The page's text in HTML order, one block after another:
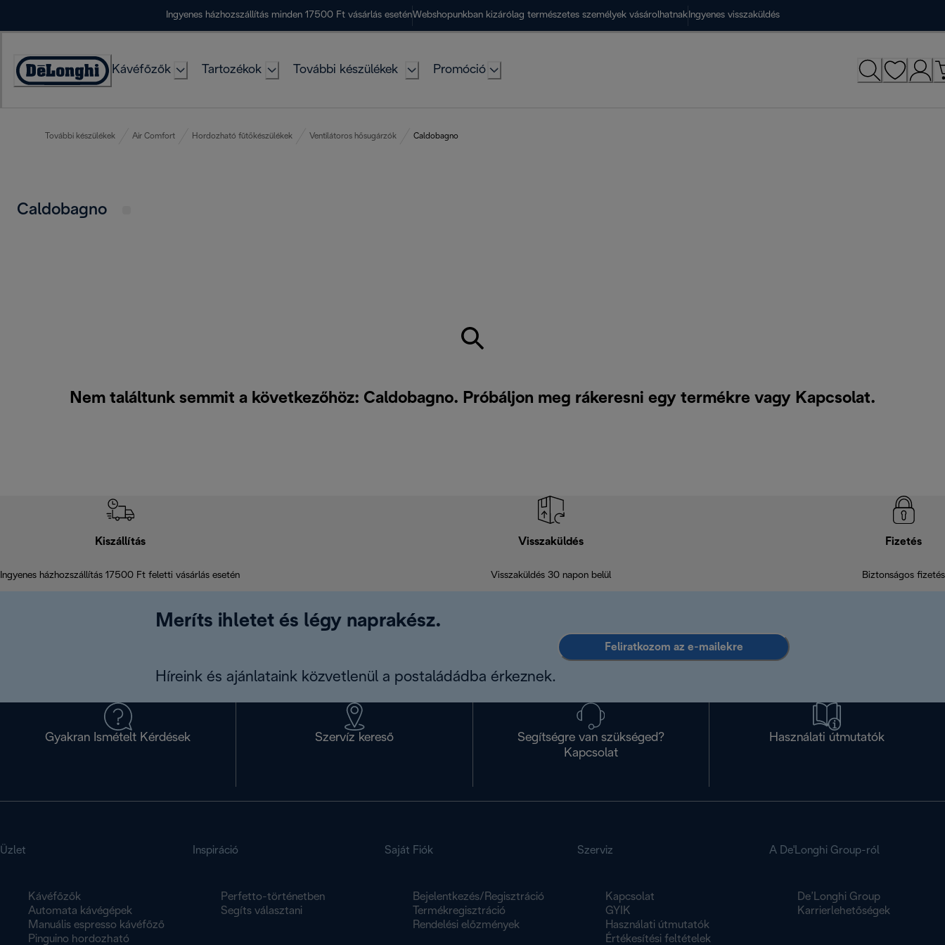
Ingyenes házhozszállítás minden 17500 Ft vásárlás eseténWebshopunkban kizárólag természetes személyek vásárolhatnak Ingyenes visszaküldés
Accessibility
Kávéfőzők Tartozékok További készülékek Promóció
További készülékek Air Comfort Hordozható fűtőkészülékek Ventilátoros hősugárzók Caldobagno
Caldobagno
Nem találtunk semmit a következőhöz: Caldobagno. Próbáljon meg rákeresni egy termékre vagy Kapcsolat.
Kiszállítás
Ingyenes házhozszállítás 17500 Ft feletti vásárlás esetén
Visszaküldés
Visszaküldés 30 napon belül
Fizetés
Biztonságos fizetés
Meríts ihletet és légy naprakész.
Híreink és ajánlataink közvetlenül a postaládádba érkeznek.
Feliratkozom az e-mailekre
Gyakran Ismételt Kérdések Szervíz kereső
Segítségre van szükséged?
Kapcsolat
Használati útmutatók
Üzlet
Kávéfőzők
Automata kávégépek
Manuális espresso kávéfőző
Pinguino hordozható
Inspiráció
Perfetto-történetben
Segíts választani
Saját Fiók
Bejelentkezés/Regisztráció
Termékregisztráció
Rendelési előzmények
Szerviz
Kapcsolat
GYIK
Használati útmutatók
Értékesítési feltételek
A De'Longhi Group-ról
De’Longhi Group
Karrierlehetőségek